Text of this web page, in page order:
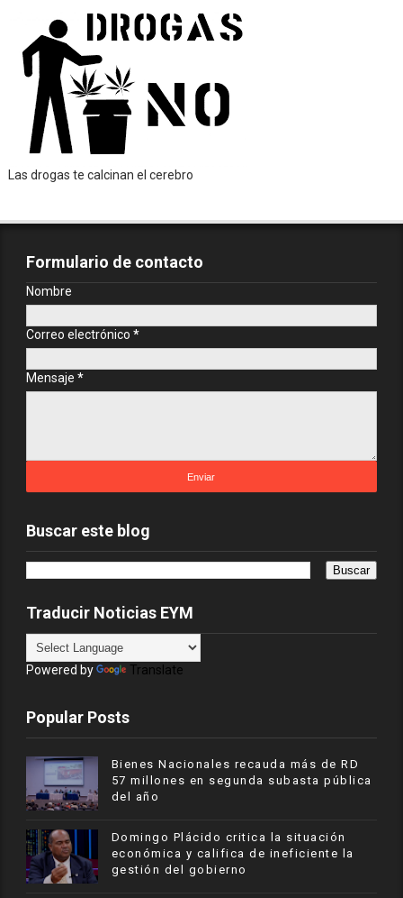
Las drogas te calcinan el cerebro
Formulario de contacto
Nombre
Correo electrónico *
Mensaje *
Buscar este blog
Traducir Noticias EYM
Powered by Translate
Popular Posts
Bienes Nacionales recauda más de RD
57 millones en segunda subasta pública
del año
​Domingo Plácido critica la situación
económica y califica de ineficiente la
gestión del gobierno